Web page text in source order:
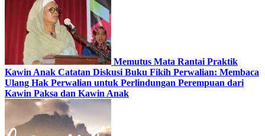
Memutus Mata Rantai Praktik
Kawin Anak Catatan Diskusi Buku Fikih Perwalian: Membaca
Ulang Hak Perwalian untuk Perlindungan Perempuan dari
Kawin Paksa dan Kawin Anak